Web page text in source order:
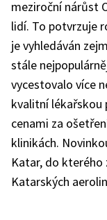
meziroční nárůst
lidí. To potvrzuje
je vyhledáván
stále
vycestovalo více
kvalitní lékařskou
cenami za
klinikách.
Katar, do kterého
Katarských